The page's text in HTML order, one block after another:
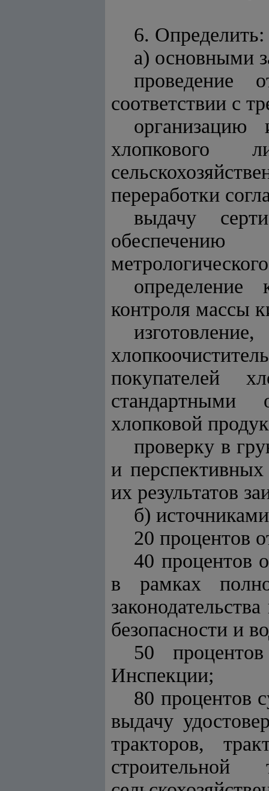
6. Определить:
а) основными
проведение
соответствии с
организацию
хлопкового
переработки
выдачу
определение
контроля массы
покупателей
стандартными
хлопковой
проверку в
и перспективных
их результатов
б)
20 процентов
40 процентов
в рамках
безопасности и
50
Инспекции;
80 процентов
выдачу
тракторов,